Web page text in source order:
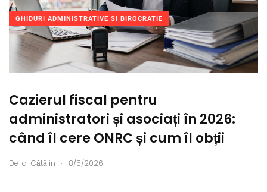
GHIDURI ADMINISTRATIVE SI BIROCRATIE
Cazierul fiscal pentru
administratori și asociați în 2026:
când îl cere ONRC și cum îl obții
De la Cătălin . 8/5/2026